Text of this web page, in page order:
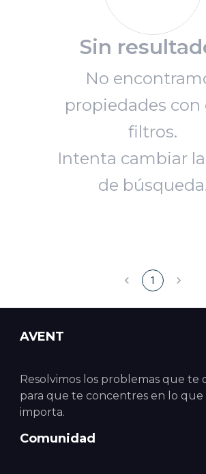
Sin
No
propiedades con
filtros.
Intenta cambiar
de
1
AVENT
Resolvimos los problemas que te
para que te concentres en lo
importa.
Comunidad